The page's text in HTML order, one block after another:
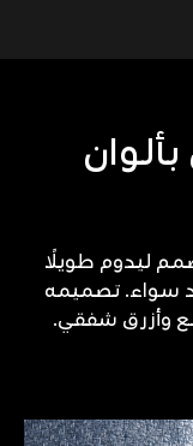
ليدوم طويلًا
سواء. تصميمه
وأزرق شفقي.